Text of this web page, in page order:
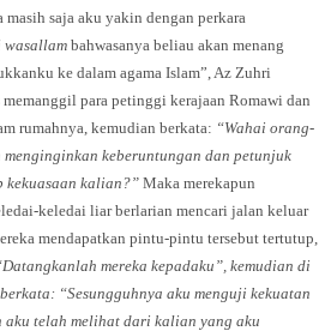
saja aku yakin dengan perkara
bahwasanya beliau akan menang
ke dalam agama Islam”, Az Zuhri
para petinggi kerajaan Romawi dan
rumahnya, kemudian berkata: “Wahai orang-
keberuntungan dan petunjuk
kekuasaan kalian?” Maka merekapun
keledai liar berlarian mencari jalan keluar
mendapatkan pintu-pintu tersebut tertutup,
mereka kepadaku”, kemudian di
“Sesungguhnya aku menguji kekuatan
telah melihat dari kalian yang aku